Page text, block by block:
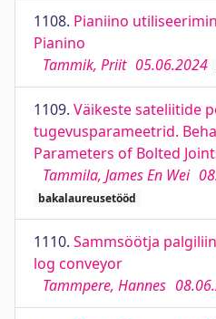
1108. Pianiino
Pianino
Tammik, Priit 05.06.2024
1109. Väikeste sateliitide
tugevusparameetrid.
Parameters of Bolted
Tammila, James En Wei
bakalaureusetööd
1110. Sammsöötja
log conveyor
Tammpere, Hannes